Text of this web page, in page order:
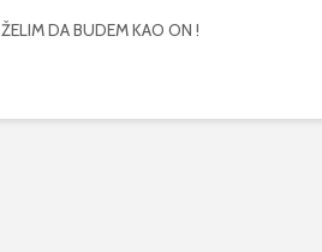
ŽELIM DA BUDEM KAO ON !